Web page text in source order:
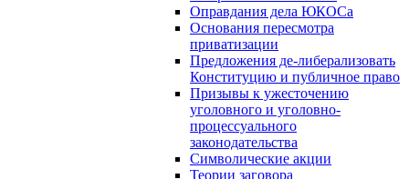
Оправдания дела ЮКОСа
Основания пересмотра
приватизации
Предложения де-либерализовать
Конституцию и публичное право
Призывы к ужесточению
уголовного и уголовно-
процессуального
законодательства
Символические акции
Теории заговора